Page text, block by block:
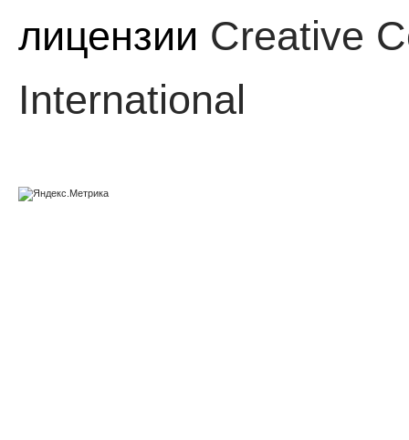
лицензии Creative
International